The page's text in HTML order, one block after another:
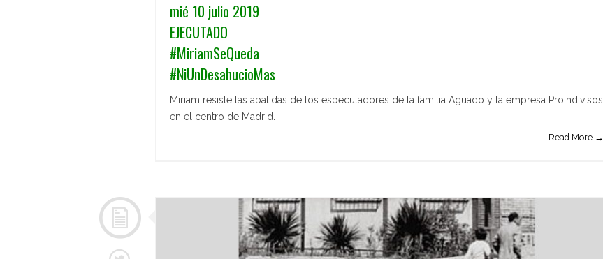
mié 10 julio 2019
EJECUTADO
#MiriamSeQueda
#NiUnDesahucioMas
Miriam resiste las abatidas de los especuladores de la familia Aguado y la empresa Proindivisos
en el centro de Madrid.
Read More →